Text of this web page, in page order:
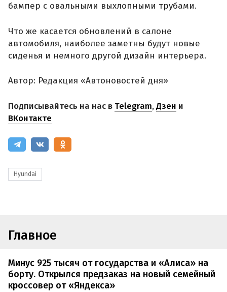
бампер с овальными выхлопными трубами.
Что же касается обновлений в салоне
автомобиля, наиболее заметны будут новые
сиденья и немного другой дизайн интерьера.
Автор: Редакция «Автоновостей дня»
Подписывайтесь на нас в Telegram,Дзен и
ВКонтакте
Hyundai
Главное
Минус 925 тысяч от государства и «Алиса» на
борту. Открылся предзаказ на новый семейный
кроссовер от «Яндекса»